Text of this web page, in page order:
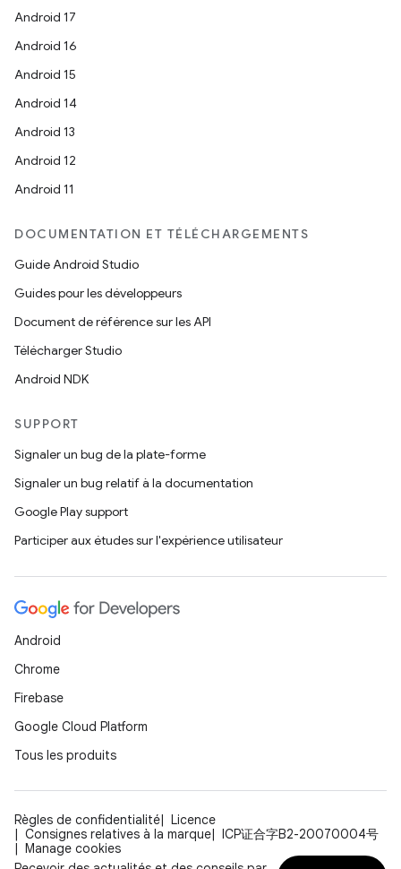
Android 17
Android 16
Android 15
Android 14
Android 13
Android 12
Android 11
DOCUMENTATION ET TÉLÉCHARGEMENTS
Guide Android Studio
Guides pour les développeurs
Document de référence sur les API
Télécharger Studio
Android NDK
SUPPORT
Signaler un bug de la plate-forme
Signaler un bug relatif à la documentation
Google Play support
Participer aux études sur l'expérience utilisateur
Android
Chrome
Firebase
Google Cloud Platform
Tous les produits
Règles de confidentialité
Licence
Consignes relatives à la marque
ICP证合字B2-20070004号
Manage cookies